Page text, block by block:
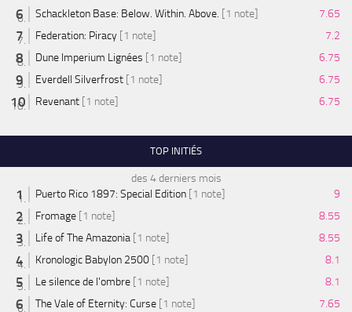
Schackleton Base: Below. Within. Above. [1 note]
7.65
Federation: Piracy [1 note]
7.2
Dune Imperium Lignées [1 note]
6.75
Everdell Silverfrost [1 note]
6.75
Revenant [1 note] 6.75
TOP INITIÉS
des 4 derniers mois
Puerto Rico 1897: Special Edition [1 note]
9
Fromage [1 note]
8.55
Life of The Amazonia [1 note]
8.55
Kronologic Babylon 2500 [1 note]
8.1
Le silence de l'ombre [1 note]
8.1
The Vale of Eternity: Curse [1 note]
7.65